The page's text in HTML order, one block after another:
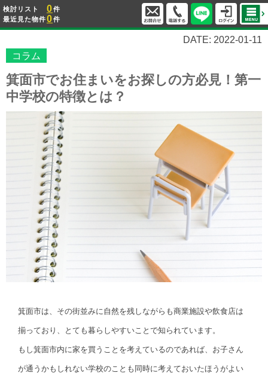
検討リスト 0件
最近見た物件0件
DATE: 2022-01-11
コラム
箕面市でお住まいをお探しの方必見！第一
中学校の特徴とは？
箕面市は、その街並みに自然を残しながらも商業施設や飲食店は
揃っており、とても暮らしやすいことで知られています。
もし箕面市内に家を買うことを考えているのであれば、お子さん
が通うかもしれない学校のことも同時に考えておいたほうがよい